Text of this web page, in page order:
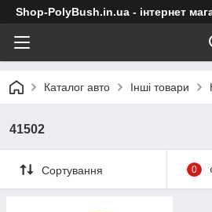
Shop-PolyBush.in.ua - інтернет
Каталог авто Інші товари
41502
Сортування 0